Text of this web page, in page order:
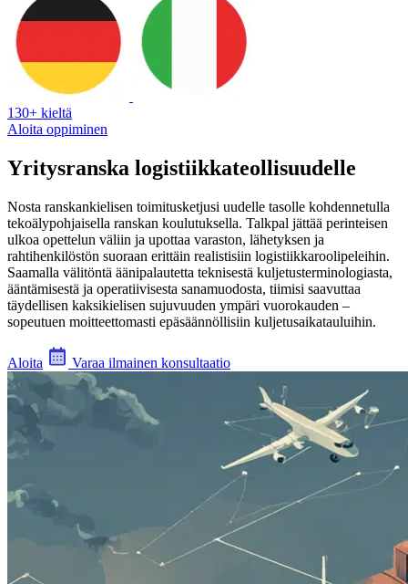
130+ kieltä
Aloita oppiminen
Yritysranska logistiikkateollisuudelle
Nosta ranskankielisen toimitusketjusi uudelle tasolle kohdennetulla
tekoälypohjaisella ranskan koulutuksella. Talkpal jättää perinteisen
ulkoa opettelun väliin ja upottaa varaston, lähetyksen ja
rahtihenkilöstön suoraan erittäin realistisiin logistiikkaroolipeleihin.
Saamalla välitöntä äänipalautetta teknisestä kuljetusterminologiasta,
ääntämisestä ja operatiivisesta sanamuodosta, tiimisi saavuttaa
täydellisen kaksikielisen sujuvuuden ympäri vuorokauden –
sopeutuen moitteettomasti epäsäännöllisiin kuljetusaikatauluihin.
Aloita Varaa ilmainen konsultaatio